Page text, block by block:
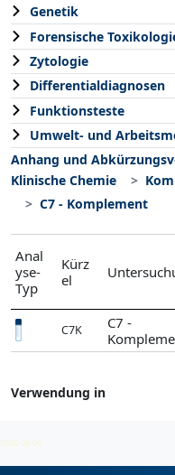
Genetik
Forensische
Zytologie
Differentialdiagnosen
Funktionsteste
Umwelt- und
Anhang und
Klinische Chemie
C7 - Komplement
Anal
yse-
Typ
Kürz
el
C7K
C7 -
Verwendung in
2026-08-06